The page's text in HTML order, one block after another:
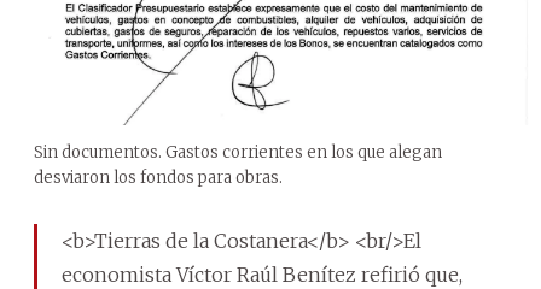
Sin documentos. Gastos corrientes en los que alegan
desviaron los fondos para obras.
<b>Tierras de la Costanera</b> <br/>El
economista Víctor Raúl Benítez refirió que,